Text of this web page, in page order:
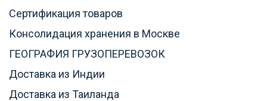
Сертификация товаров
Консолидация хранения в Москве
ГЕОГРАФИЯ ГРУЗОПЕРЕВОЗОК
Доставка из Индии
Доставка из Таиланда